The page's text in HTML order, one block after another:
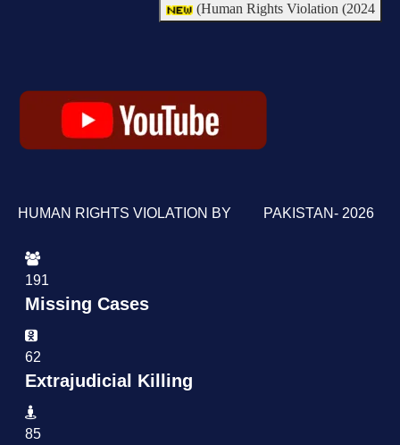
Human Rights Violation (2024)
HUMAN RIGHTS VIOLATION BY PAKISTAN- 2026
191
Missing Cases
62
Extrajudicial Killing
85